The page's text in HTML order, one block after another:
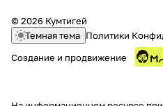
© 2026 Кумтигей
Темная тема Политики
Создание и продвижение